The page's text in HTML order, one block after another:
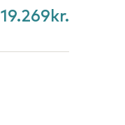
19.269kr.